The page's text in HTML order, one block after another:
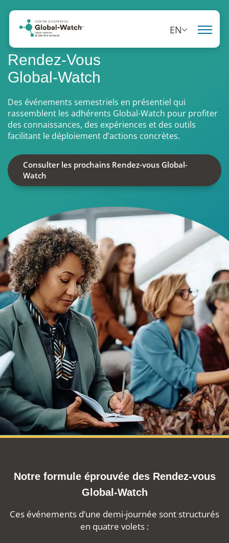
EN
Rendez-Vous
Global-Watch
Des événements semestriels en présentiel qui
rassemblent les adhérents Global-Watch pour profiter
des connaissances, des expériences et des outils
facilitant le déploiement d’actions concrètes.
Consulter les prochains Rendez-vous Global-
Watch
Notre formule éprouvée des Rendez-vous
Global-Watch
Ces événements d’une demi-journée sont structurés
en quatre volets :